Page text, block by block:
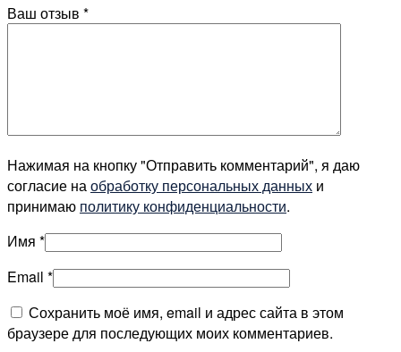
Ваш отзыв *
Нажимая на кнопку "Отправить комментарий", я даю
согласие наобработку персональных данных и
принимаю политику конфиденциальности.
Имя *
Email *
Сохранить моё имя, email и адрес сайта в этом
браузере для последующих моих комментариев.